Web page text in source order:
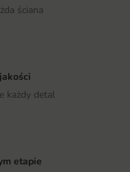
ściana
każdy detal
etapie